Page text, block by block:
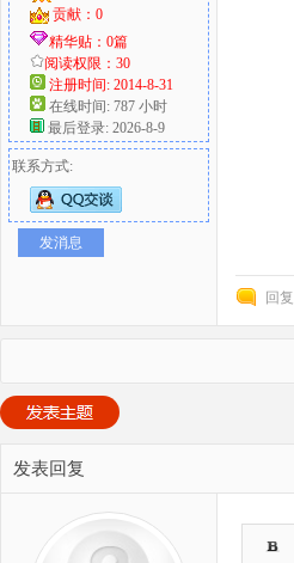
贡献：0
精华贴：0篇
阅读权限：30
注册时间: 2014-8-31
在线时间: 787 小时
最后登录: 2026-8-9
联系方式:
发消息
回复
发表回复